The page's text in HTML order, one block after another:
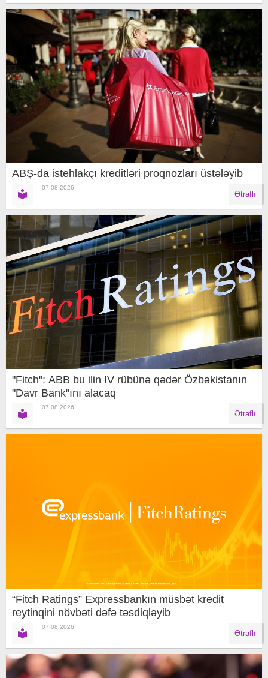
ABŞ-da istehlakçı kreditləri proqnozları üstələyib
07.08.2026
Ətraflı
"Fitch": ABB bu ilin IV rübünə qədər Özbəkistanın
"Davr Bank"ını alacaq
07.08.2026
Ətraflı
“Fitch Ratings” Expressbankın müsbət kredit
reytinqini növbəti dəfə təsdiqləyib
07.08.2026
Ətraflı